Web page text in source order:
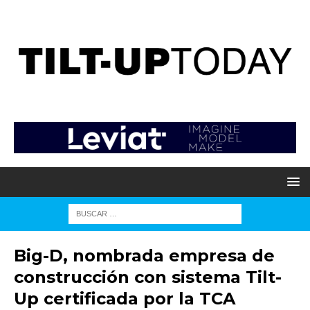
Big-D, nombrada empresa de
construcción con sistema Tilt-
Up certificada por la TCA